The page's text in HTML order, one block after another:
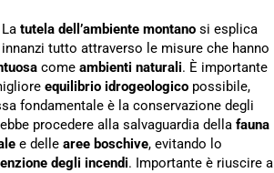
La tutela dell’ambiente montano si esplica
innanzi tutto attraverso le misure che hanno
come ambienti naturali. È importante
equilibrio idrogeologico possibile,
fondamentale è la conservazione degli
procedere alla salvaguardia della fauna
e delle aree boschive, evitando lo
degli incendi. Importante è riuscire a